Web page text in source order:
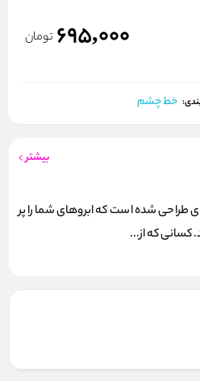
695,000 تومان
خط چشم
بیشتر
طراحی شده است که ابروهای شما را پر
که از...